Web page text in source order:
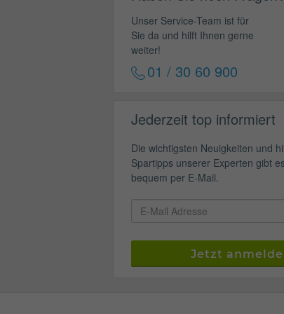
Unser Service-Team ist für
Sie da und hilft Ihnen gerne
weiter!
01 / 30 60 900
Jederzeit top informiert
Die wichtigsten Neuigkeiten und
Spartipps unserer Experten gibt
bequem per E-Mail.
Jetzt